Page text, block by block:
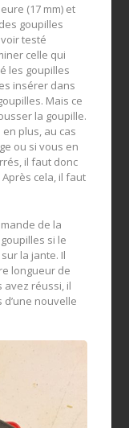
(17 mm) et
goupilles
testé
celle qui
les goupilles
insérer dans
Mais ce
la goupille.
plus, au cas
ou si vous en
il faut donc
cela, il faut
de la
si le
la jante. Il
longueur de
avez réussi, il
nouvelle